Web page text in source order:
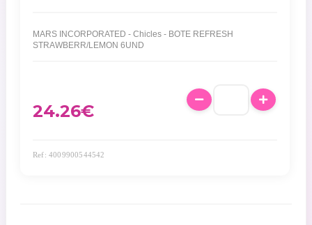
MARS INCORPORATED - Chicles - BOTE REFRESH
STRAWBERR/LEMON 6UND
24.26€
Ref: 4009900544542